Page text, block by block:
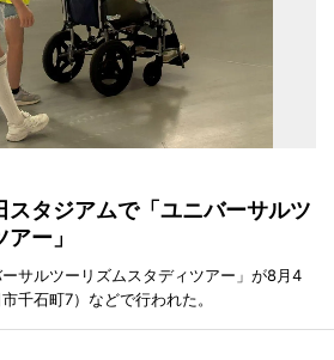
スタジアムで「ユニバーサルツ
ー」
サルツーリズムスタディツアー」が8月4
千石町7）などで行われた。